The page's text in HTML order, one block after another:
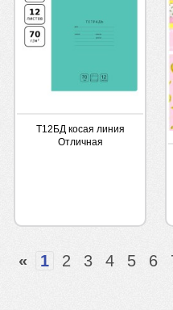
Т12БД косая линия
Отличная
« 1 2 3 4 5 6